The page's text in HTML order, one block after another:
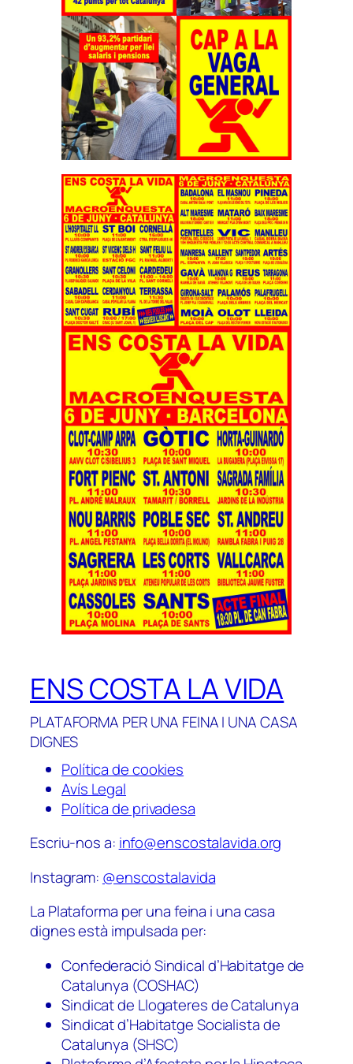
ENS COSTA LA VIDA
PLATAFORMA PER UNA FEINA I UNA CASA
DIGNES
Política de cookies
Avís Legal
Política de privadesa
Escriu-nos a: info@enscostalavida.org
Instagram: @enscostalavida
La Plataforma per una feina i una casa
dignes està impulsada per:
Confederació Sindical d’Habitatge de
Catalunya (COSHAC)
Sindicat de Llogateres de Catalunya
Sindicat d’Habitatge Socialista de
Catalunya (SHSC)